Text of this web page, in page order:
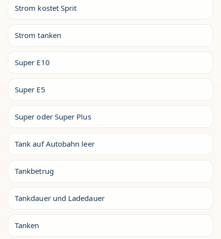
Strom kostet Sprit
Strom tanken
Super E10
Super E5
Super oder Super Plus
Tank auf Autobahn leer
Tankbetrug
Tankdauer und Ladedauer
Tanken